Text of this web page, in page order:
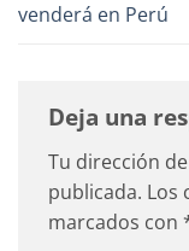
venderá en Perú
Deja una
Tu dirección
publicada. Los
marcados con